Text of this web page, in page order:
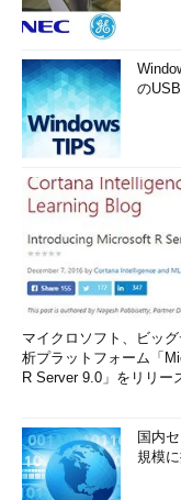
の
マイクロソフト、ビッ
析プラットフォーム「
R Server 9.0」をリリー
国内
規模